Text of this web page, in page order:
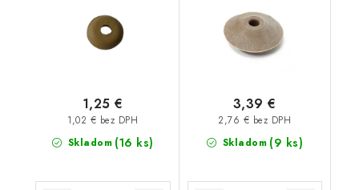
klapka / poz.5 ( ND-
1176 )
Skladom (16 ks)
1,02 € bez DPH
1,25 €
poz.4 ( ND-1157 )
Skladom (9 ks)
2,76 € bez DPH
3,39 €